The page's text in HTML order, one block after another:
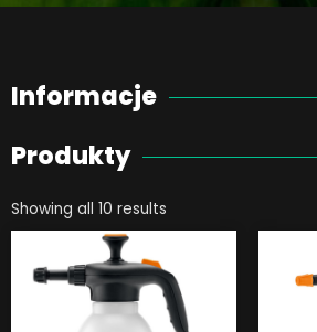
Informacje
Produkty
Showing all 10 results